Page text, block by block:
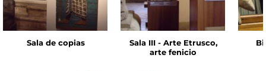
Sala de copias
Sala III - Arte Etrusco,
arte fenicio